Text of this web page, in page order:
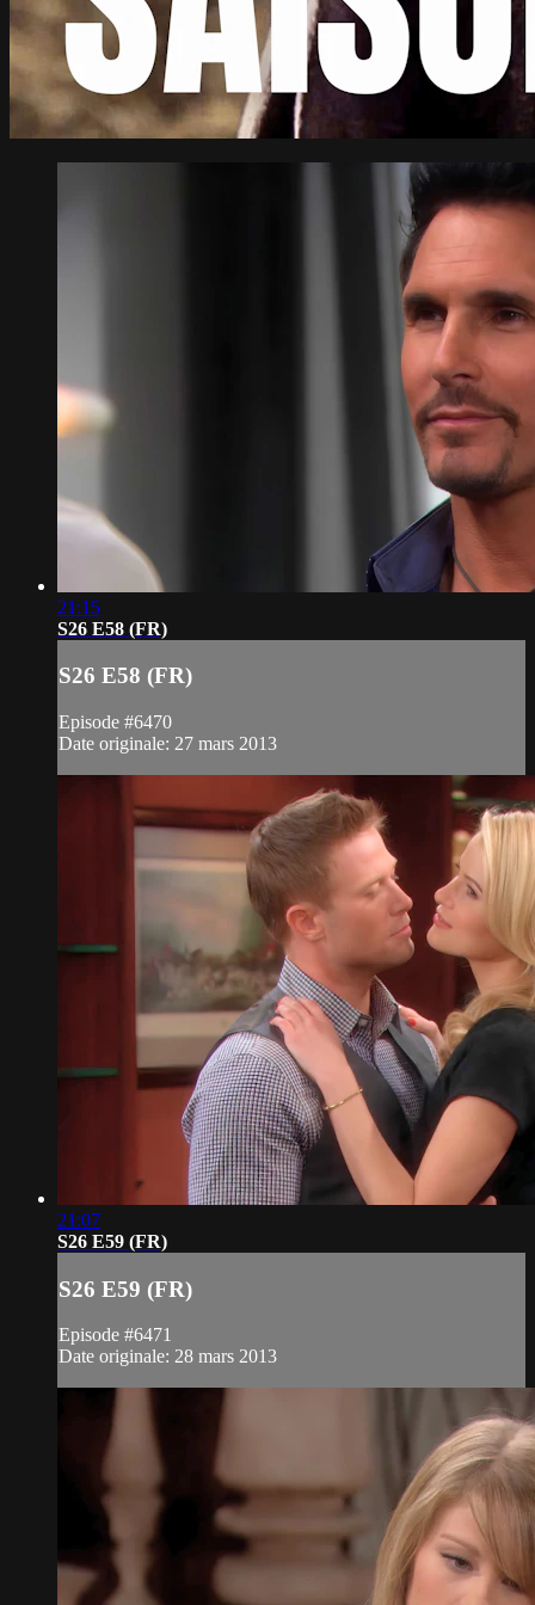
21:15
S26 E58 (FR)
S26 E58 (FR)
Episode #6470
Date originale: 27 mars 2013
21:07
S26 E59 (FR)
S26 E59 (FR)
Episode #6471
Date originale: 28 mars 2013